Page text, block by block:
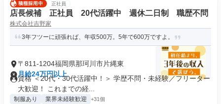
正社員
店長候補 正社員 20代活躍中 週休二日制 職歴不問
株式会社吉野家
3年フツーに頑張れば、年収500万。5年で600万ですよ。
〒811-1204福岡県那珂川市片縄東
月給24万円以上
資格 ＜20代・30代活躍中！＞ 学歴不問・未経験／フリーター
大歓迎！ これまでの経...
制服あり 業界未経験歓迎 +31個